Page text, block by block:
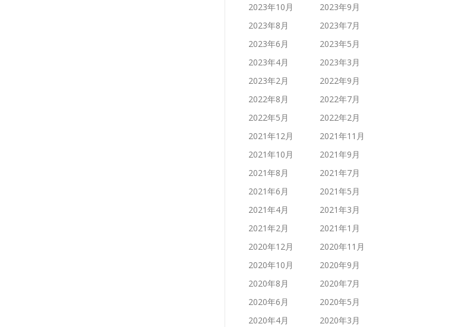
2023年10月
2023年9月
2023年8月
2023年7月
2023年6月
2023年5月
2023年4月
2023年3月
2023年2月
2022年9月
2022年8月
2022年7月
2022年5月
2022年2月
2021年12月
2021年11月
2021年10月
2021年9月
2021年8月
2021年7月
2021年6月
2021年5月
2021年4月
2021年3月
2021年2月
2021年1月
2020年12月
2020年11月
2020年10月
2020年9月
2020年8月
2020年7月
2020年6月
2020年5月
2020年4月
2020年3月